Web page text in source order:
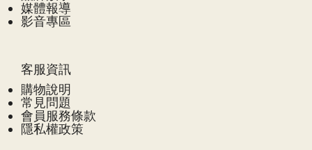
媒體報導
影音專區
客服資訊
購物說明
常見問題
會員服務條款
隱私權政策